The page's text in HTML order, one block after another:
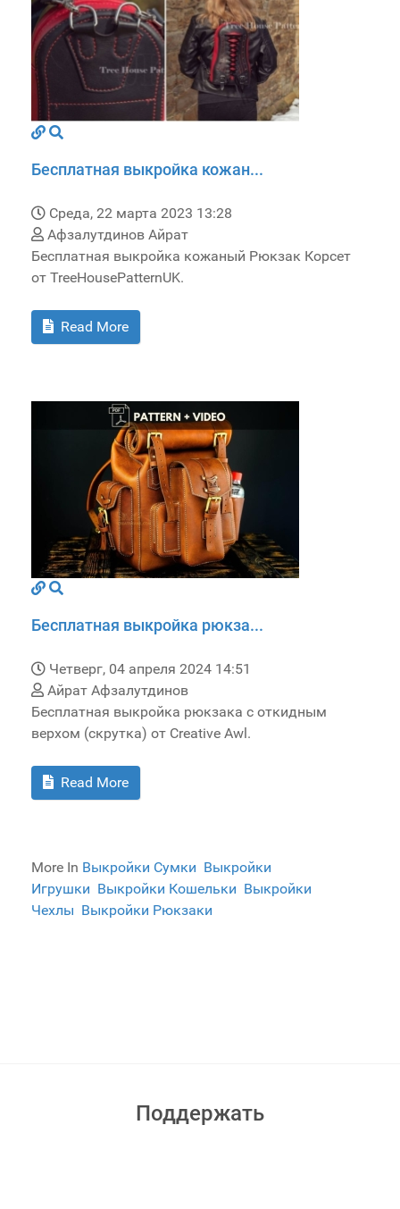
Бесплатная выкройка кожан...
Среда, 22 марта 2023 13:28
Афзалутдинов Айрат
Бесплатная выкройка кожаный Рюкзак Корсет
от TreeHousePatternUK.
Read More
Бесплатная выкройка рюкза...
Четверг, 04 апреля 2024 14:51
Айрат Афзалутдинов
Бесплатная выкройка рюкзака с откидным
верхом (скрутка) от Creative Awl.
Read More
More In Выкройки Сумки Выкройки
Игрушки Выкройки Кошельки Выкройки
Чехлы Выкройки Рюкзаки
Поддержать